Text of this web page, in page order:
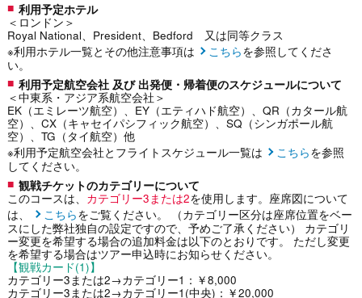
利用予定ホテル
＜ロンドン＞
Royal National、President、Bedford 又は同等クラス
※利用ホテル一覧とその他注意事項は
こちらを参照してくださ
い。
利用予定航空会社 及び 出発便・帰着便のスケジュールについて
＜中東系・アジア系航空会社＞
EK（エミレーツ航空）、EY（エティハド航空）、QR（カタール航
空）、CX（キャセイパシフィック航空）、SQ（シンガポール航
空）、TG（タイ航空）他
※利用予定航空会社とフライトスケジュール一覧は
こちらを参照
してください。
観戦チケットのカテゴリーについて
このコースは、 カテゴリー3または2を使用します。座席図について
は、
こちらをご覧ください。 （カテゴリー区分は座席位置をベー
スにした弊社独自の設定ですので、予めご了承ください） カテゴリ
ー変更を希望する場合の追加料金は以下のとおりです。 ただし変更
を希望する場合はツアー申込時にお知らせください。
【観戦カード(1)】
カテゴリー3または2→カテゴリー1：￥8,000
カテゴリー3または2→カテゴリー1(中央)：￥20,000